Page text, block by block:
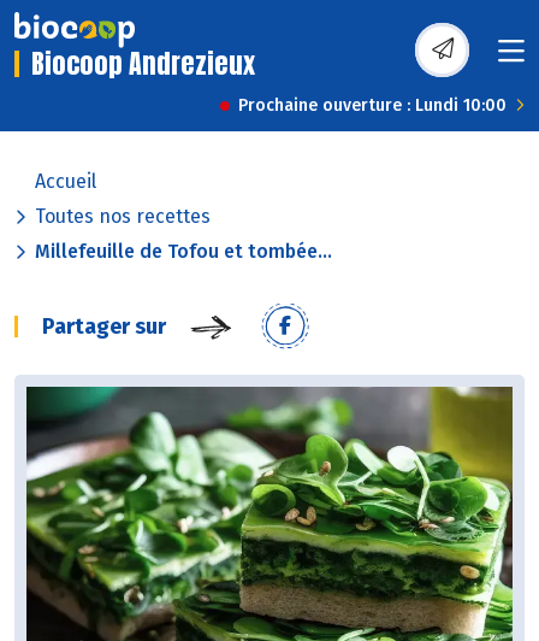
Biocoop Andrezieux
Prochaine ouverture : Lundi 10:00
Accueil
Toutes nos recettes
Millefeuille de Tofou et tombée...
Partager sur